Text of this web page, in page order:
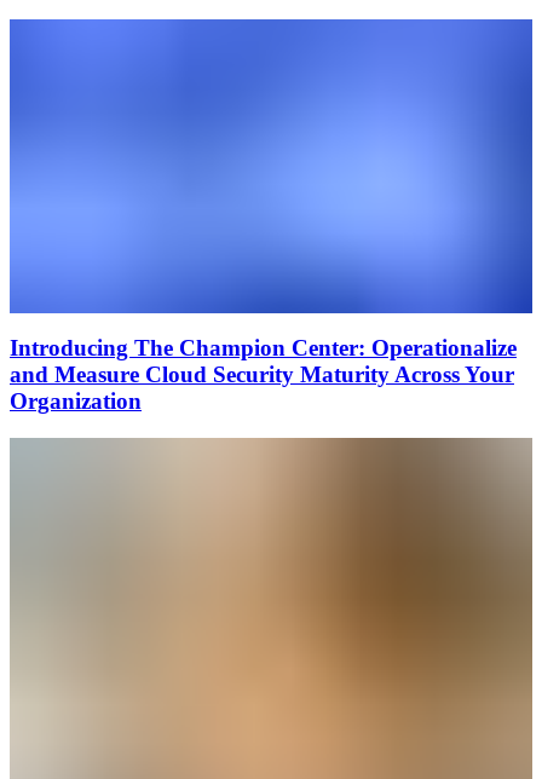
Introducing The Champion Center: Operationalize
and Measure Cloud Security Maturity Across Your
Organization